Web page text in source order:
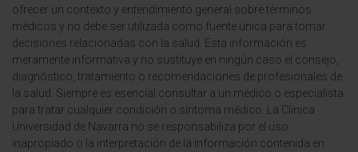
ofrecer un contexto y entendimiento general sobre términos
médicos y no debe ser utilizada como fuente única para tomar
decisiones relacionadas con la salud. Esta información es
meramente informativa y no sustituye en ningún caso el consejo,
diagnóstico, tratamiento o recomendaciones de profesionales de
la salud. Siempre es esencial consultar a un médico o especialista
para tratar cualquier condición o síntoma médico. La Clínica
Universidad de Navarra no se responsabiliza por el uso
inapropiado o la interpretación de la información contenida en